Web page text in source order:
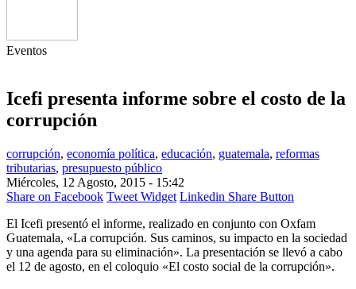
Eventos
Icefi presenta informe sobre el costo de la
corrupción
corrupción, economía política, educación, guatemala, reformas
tributarias, presupuesto público
Miércoles, 12 Agosto, 2015 - 15:42
Share on Facebook Tweet Widget Linkedin Share Button
El Icefi presentó el informe, realizado en conjunto con Oxfam
Guatemala, «La corrupción. Sus caminos, su impacto en la sociedad
y una agenda para su eliminación». La presentación se llevó a cabo
el 12 de agosto, en el coloquio «El costo social de la corrupción».